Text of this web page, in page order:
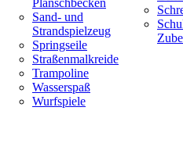
Sand- und
Strandspielzeug
Springseile
Straßenmalkreide
Trampoline
Wasserspaß
Wurfspiele